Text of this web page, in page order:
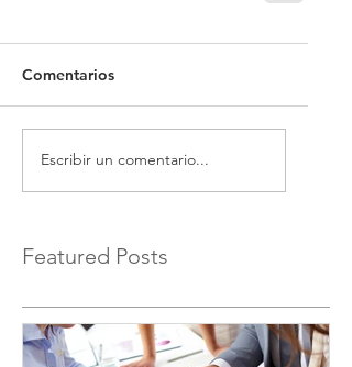
Featured Posts
Comentarios
Escribir un comentario...